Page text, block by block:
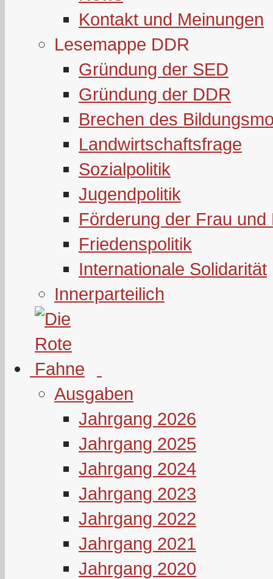
Kontakt und Meinungen
Lesemappe DDR
Gründung der SED
Gründung der DDR
Brechen des
Landwirtschaftsfrage
Sozialpolitik
Jugendpolitik
Förderung der Frau und
Friedenspolitik
Internationale Solidarität
Innerparteilich
Ausgaben
Jahrgang 2026
Jahrgang 2025
Jahrgang 2024
Jahrgang 2023
Jahrgang 2022
Jahrgang 2021
Jahrgang 2020